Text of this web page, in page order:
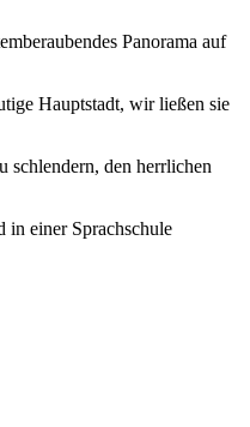
Panorama auf
Hauptstadt, wir ließen sie
schlendern, den herrlichen
in einer Sprachschule